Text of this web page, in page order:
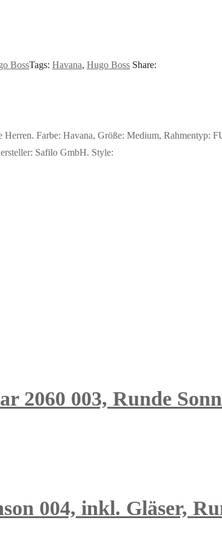
BossTags: Havana, Hugo Boss Share:
Farbe: Havana, Größe: Medium,
Safilo GmbH. Style:
2060 003, Runde
004, inkl. Gläser,